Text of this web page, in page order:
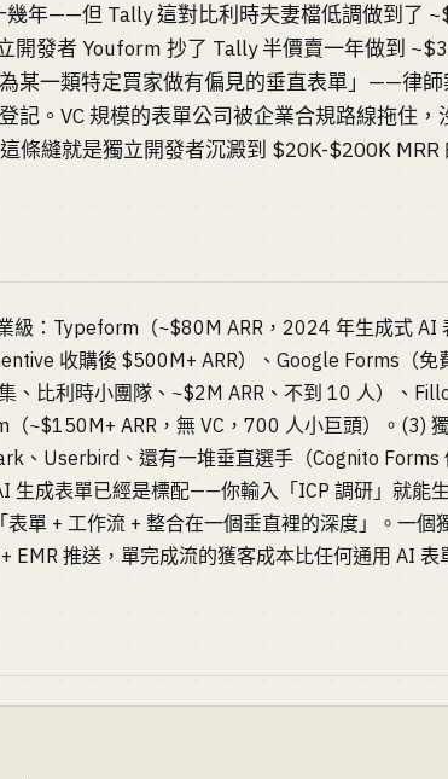
幾年——但 Tally 這對比利時夫妻檔低調做到了
開發者 Youform 抄了 Tally 半價賣一年做到
某一類特定買家做有偏見的垂直表單」——律
記。VC 規模的表單公司被企業合規路線拖住
條縫就是獨立開發者沉澱到 $20K-$200K MRR
級：Typeform（~$80M ARR，2024 年生成式 AI
收購後 $500M+ ARR）、Google Forms（
、比利時小團隊、~$2M ARR、不到 10 人）、
~$150M+ ARR，無 VC，700 人小巨頭）。(3)
、Userbird、還有一堆垂直選手（Cognito
生成表單已經是標配——你輸入「ICP 調研」就能
單 + 工作流 + 整合在一個垂直裡的深度」。一個
EMR 推送，單完成流的獲客成本比任何通用 AI 表